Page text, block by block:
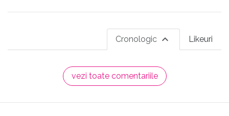
Likeuri
Cronologic
vezi toate comentariile